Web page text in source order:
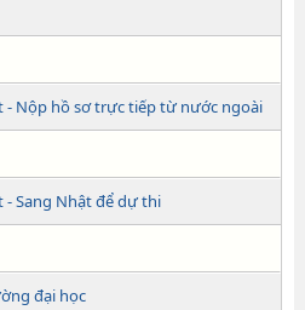
- Nộp hồ sơ trực tiếp từ nước ngoài
Sang Nhật để dự thi
đại học